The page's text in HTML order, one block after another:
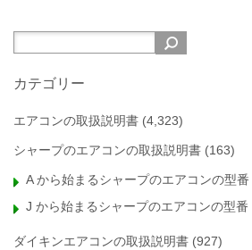
カテゴリー
エアコンの取扱説明書 (4,323)
シャープのエアコンの取扱説明書 (163)
A から始まるシャープのエアコンの型番
J から始まるシャープのエアコンの型番
ダイキンエアコンの取扱説明書 (927)